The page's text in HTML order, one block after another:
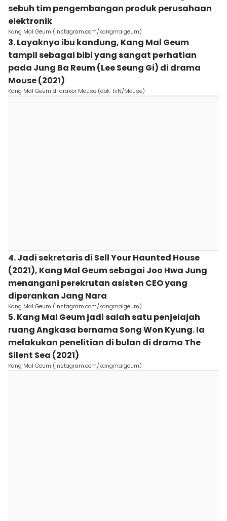
sebuh tim pengembangan produk perusahaan
elektronik
Kang Mal Geum (instagram.com/kangmalgeum)
3. Layaknya ibu kandung, Kang Mal Geum
tampil sebagai bibi yang sangat perhatian
pada Jung Ba Reum (Lee Seung Gi) di drama
Mouse (2021)
Kang Mal Geum di drakor Mouse (dok. tvN/Mouse)
4. Jadi sekretaris di Sell Your Haunted House
(2021), Kang Mal Geum sebagai Joo Hwa Jung
menangani perekrutan asisten CEO yang
diperankan Jang Nara
Kang Mal Geum (instagram.com/kangmalgeum)
5. Kang Mal Geum jadi salah satu penjelajah
ruang Angkasa bernama Song Won Kyung. Ia
melakukan penelitian di bulan di drama The
Silent Sea (2021)
Kang Mal Geum (instagram.com/kangmalgeum)